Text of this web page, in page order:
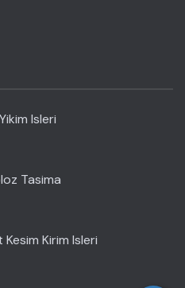
Isleri
Tasima
Kirim Isleri